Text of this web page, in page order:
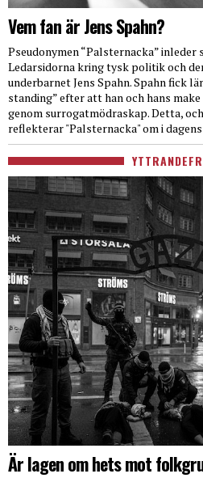
Vem fan är Jens Spahn?
Pseudonymen “Palsternacka” inleder
Ledarsidorna kring tysk politik och
underbarnet Jens Spahn. Spahn fick
standing” efter att han och hans
genom surrogatmödraskap. Detta,
reflekterar "Palsternacka" om i
Är lagen om hets mot